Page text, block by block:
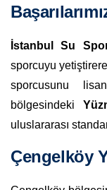
İstanbul Su
sporcuyu
sporcusunu
bölgesindeki
uluslararası
Çengelköy